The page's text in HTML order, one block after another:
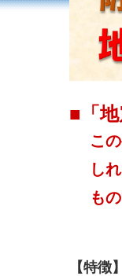
■「
この
しれ
もの
【特徴】